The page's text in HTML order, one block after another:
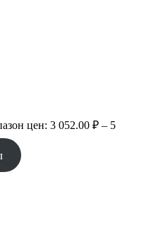
цен: 3 052.00 ₽ – 5